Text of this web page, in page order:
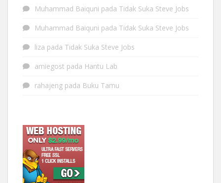
Muhammad Baiquni pada Tidak Suka Steve Jobs
Muhammad Baiquni pada Tidak Suka Steve Jobs
liza pada Tidak Suka Steve Jobs
amiegost pada Hantu Lab
rahajeng pada Buku Tamu